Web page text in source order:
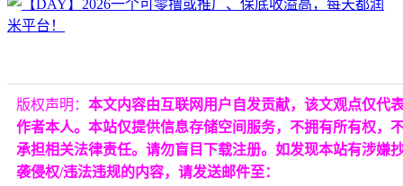
版权声明： 本文内容由互联网用户自发贡献，该文观点仅代
作者本人。本站仅提供信息存储空间服务，不拥有所有权，
承担相关法律责任。请勿盲目下载注册。如发现本站有涉嫌
袭侵权/违法违规的内容，请发送邮件至：